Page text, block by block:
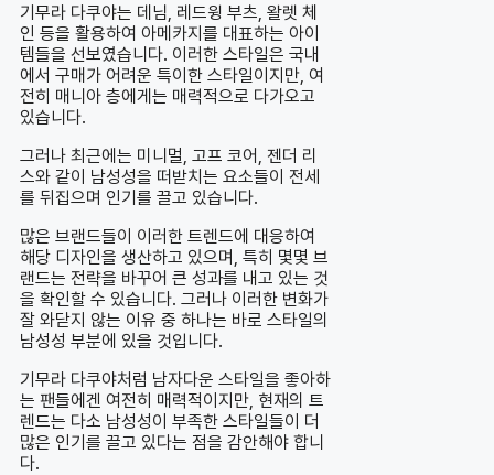
기무라 다쿠야는 데님, 레드윙 부츠, 왈렛 체
인 등을 활용하여 아메카지를 대표하는 아이
템들을 선보였습니다. 이러한 스타일은 국내
에서 구매가 어려운 특이한 스타일이지만, 여
전히 매니아 층에게는 매력적으로 다가오고
있습니다.
그러나 최근에는 미니멀, 고프 코어, 젠더 리
스와 같이 남성성을 떠받치는 요소들이 전세
를 뒤집으며 인기를 끌고 있습니다.
많은 브랜드들이 이러한 트렌드에 대응하여
해당 디자인을 생산하고 있으며, 특히 몇몇 브
랜드는 전략을 바꾸어 큰 성과를 내고 있는 것
을 확인할 수 있습니다. 그러나 이러한 변화가
잘 와닫지 않는 이유 중 하나는 바로 스타일의
남성성 부분에 있을 것입니다.
기무라 다쿠야처럼 남자다운 스타일을 좋아하
는 팬들에겐 여전히 매력적이지만, 현재의 트
렌드는 다소 남성성이 부족한 스타일들이 더
많은 인기를 끌고 있다는 점을 감안해야 합니
다.